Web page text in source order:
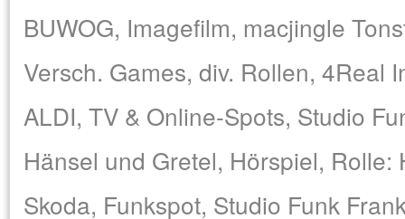
BUWOG, Imagefilm, macjingle
Versch. Games, div. Rollen, 4Real
ALDI, TV & Online-Spots, Studio
Hänsel und Gretel, Hörspiel, Rolle:
Skoda, Funkspot, Studio Funk